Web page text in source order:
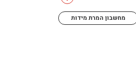
מחשבון המרת מידות